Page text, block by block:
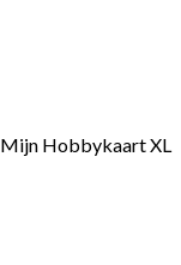
Mijn Hobbykaart XL